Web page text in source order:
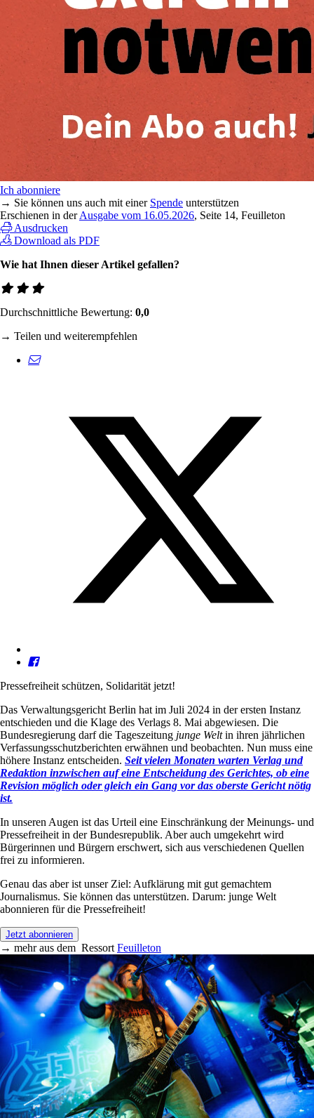
Ich abonniere
→ Sie können uns auch mit einer Spende unterstützen
Erschienen in derAusgabe vom 16.05.2026, Seite 14, Feuilleton
Ausdrucken
Download als PDF
Wie hat Ihnen dieser Artikel gefallen?
Durchschnittliche Bewertung: 0,0
→ Teilen und weiterempfehlen
Pressefreiheit schützen, Solidarität jetzt!
Das Verwaltungsgericht Berlin hat im Juli 2024 in der ersten Instanz
entschieden und die Klage des Verlags 8. Mai abgewiesen. Die
Bundesregierung darf die Tageszeitung junge Weltin ihren jährlichen
Verfassungsschutzberichten erwähnen und beobachten. Nun muss eine
höhere Instanz entscheiden. Seit vielen Monaten warten Verlag und
Redaktion inzwischen auf eine Entscheidung des Gerichtes, ob eine
Revision möglich oder gleich ein Gang vor das oberste Gericht nötig
ist.
In unseren Augen ist das Urteil eine Einschränkung der Meinungs- und
Pressefreiheit in der Bundesrepublik. Aber auch umgekehrt wird
Bürgerinnen und Bürgern erschwert, sich aus verschiedenen Quellen
frei zu informieren.
Genau das aber ist unser Ziel: Aufklärung mit gut gemachtem
Journalismus. Sie können das unterstützen. Darum: junge Welt
abonnieren für die Pressefreiheit!
Jetzt abonnieren
→ mehr aus dem Ressort Feuilleton